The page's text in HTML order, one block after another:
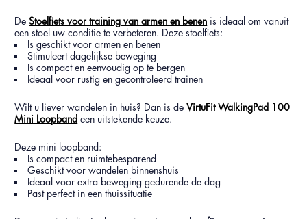
DeStoelfiets voor training van armen en benen is ideaal om vanuit
een stoel uw conditie te verbeteren. Deze stoelfiets:
Is geschikt voor armen en benen
Stimuleert dagelijkse beweging
Is compact en eenvoudig op te bergen
Ideaal voor rustig en gecontroleerd trainen
Wilt u liever wandelen in huis? Dan is deVirtuFit WalkingPad 100
Mini Loopband een uitstekende keuze.
Deze mini loopband:
Is compact en ruimtebesparend
Geschikt voor wandelen binnenshuis
Ideaal voor extra beweging gedurende de dag
Past perfect in een thuissituatie